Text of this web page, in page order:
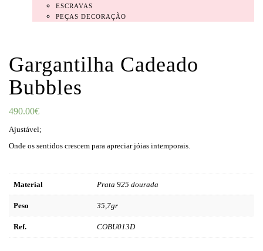
ESCRAVAS
PEÇAS DECORAÇÃO
Gargantilha Cadeado
Bubbles
490.00€
Ajustável;
Onde os sentidos crescem para apreciar jóias intemporais.
Material Prata 925 dourada
Peso 35,7gr
Ref. COBU013D